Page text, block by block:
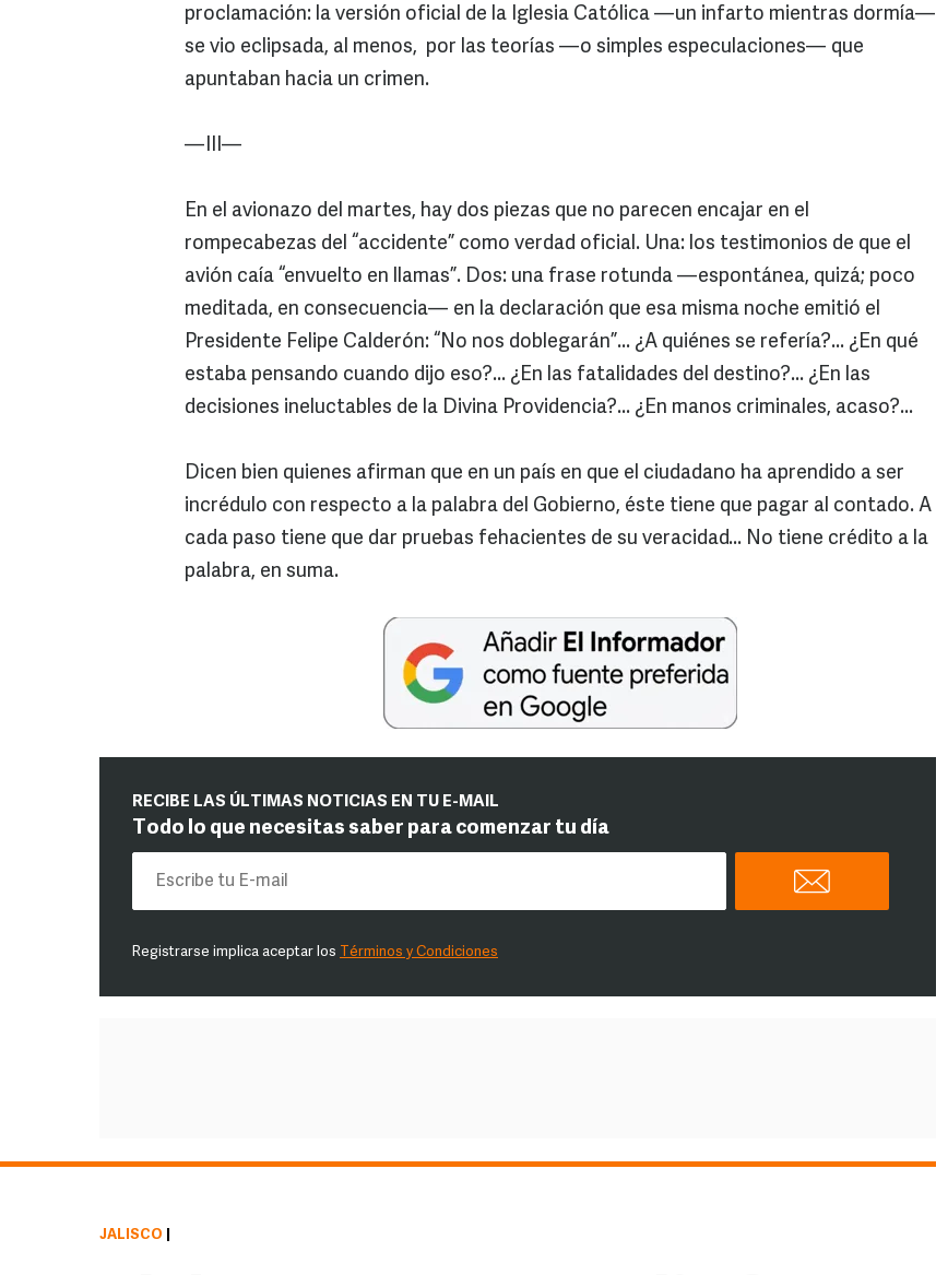
proclamación: la versión oficial de la Iglesia Católica —un infarto mientras dormía—
se vio eclipsada, al menos, por las teorías —o simples especulaciones— que
apuntaban hacia un crimen.
—III—
En el avionazo del martes, hay dos piezas que no parecen encajar en el
rompecabezas del “accidente” como verdad oficial. Una: los testimonios de que el
avión caía “envuelto en llamas”. Dos: una frase rotunda —espontánea, quizá; poco
meditada, en consecuencia— en la declaración que esa misma noche emitió el
Presidente Felipe Calderón: “No nos doblegarán”... ¿A quiénes se refería?... ¿En qué
estaba pensando cuando dijo eso?... ¿En las fatalidades del destino?... ¿En las
decisiones ineluctables de la Divina Providencia?... ¿En manos criminales, acaso?...
Dicen bien quienes afirman que en un país en que el ciudadano ha aprendido a ser
incrédulo con respecto a la palabra del Gobierno, éste tiene que pagar al contado. A
cada paso tiene que dar pruebas fehacientes de su veracidad... No tiene crédito a la
palabra, en suma.
RECIBE LAS ÚLTIMAS NOTICIAS EN TU E-MAIL
Todo lo que necesitas saber para comenzar tu día
Registrarse implica aceptar los Términos y Condiciones
JALISCO